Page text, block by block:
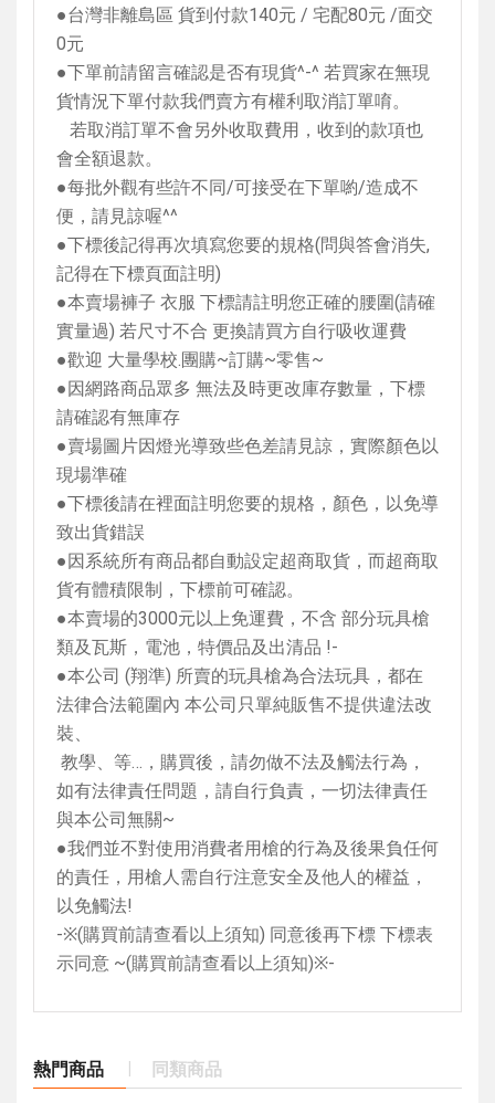
●台灣非離島區 貨到付款140元 / 宅配80元 /面交
0元
●下單前請留言確認是否有現貨^-^ 若買家在無現
貨情況下單付款我們賣方有權利取消訂單唷。
若取消訂單不會另外收取費用，收到的款項也
會全額退款。
●每批外觀有些許不同/可接受在下單喲/造成不
便，請見諒喔^^
●下標後記得再次填寫您要的規格(問與答會消失,
記得在下標頁面註明)
●本賣場褲子 衣服 下標請註明您正確的腰圍(請確
實量過) 若尺寸不合 更換請買方自行吸收運費
●歡迎 大量學校.團購~訂購~零售~
●因網路商品眾多 無法及時更改庫存數量，下標
請確認有無庫存
●賣場圖片因燈光導致些色差請見諒，實際顏色以
現場準確
●下標後請在裡面註明您要的規格，顏色，以免導
致出貨錯誤
●因系統所有商品都自動設定超商取貨，而超商取
貨有體積限制，下標前可確認。
●本賣場的3000元以上免運費，不含 部分玩具槍
類及瓦斯，電池，特價品及出清品 !-
●本公司 (翔準) 所賣的玩具槍為合法玩具，都在
法律合法範圍內 本公司只單純販售不提供違法改
裝、
教學、等…，購買後，請勿做不法及觸法行為，
如有法律責任問題，請自行負責，一切法律責任
與本公司無關~
●我們並不對使用消費者用槍的行為及後果負任何
的責任，用槍人需自行注意安全及他人的權益，
以免觸法!
-※(購買前請查看以上須知) 同意後再下標 下標表
示同意 ~(購買前請查看以上須知)※-
熱門商品 同類商品